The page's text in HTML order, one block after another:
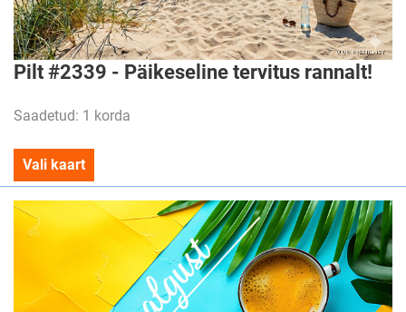
Pilt #2339 - Päikeseline tervitus rannalt!
Saadetud: 1 korda
Vali kaart